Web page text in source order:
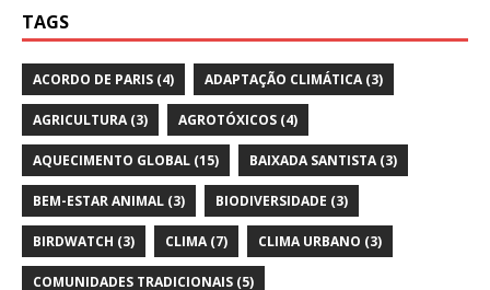
TAGS
ACORDO DE PARIS (4) ADAPTAÇÃO CLIMÁTICA(3)
AGRICULTURA(3) AGROTÓXICOS (4)
AQUECIMENTO GLOBAL (15) BAIXADA SANTISTA(3)
BEM-ESTAR ANIMAL (3) BIODIVERSIDADE (3)
BIRDWATCH (3) CLIMA(7) CLIMA URBANO (3)
COMUNIDADES TRADICIONAIS (5)